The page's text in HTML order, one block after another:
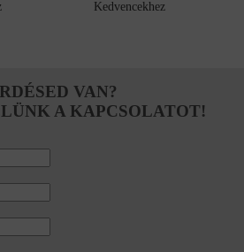
Kedvencekhez
VAN?
A KAPCSOLATOT!